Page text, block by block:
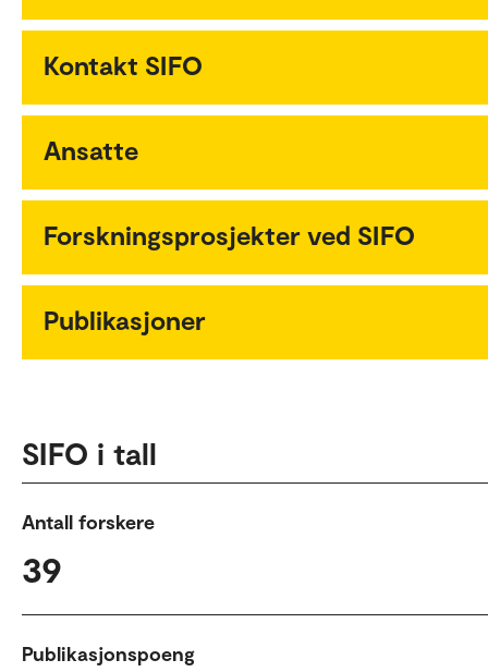
Kontakt SIFO
Ansatte
Forskningsprosjekter ved SIFO
Publikasjoner
SIFO i tall
Antall forskere
39
Publikasjonspoeng